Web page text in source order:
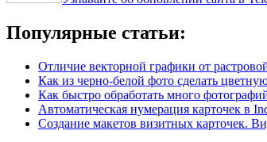
Популярные статьи:
Отличие векторной графики от
Как из черно-белой фото сделать
Как быстро обработать много
Автоматическая нумерация карточек в
Создание макетов визитных карточек.